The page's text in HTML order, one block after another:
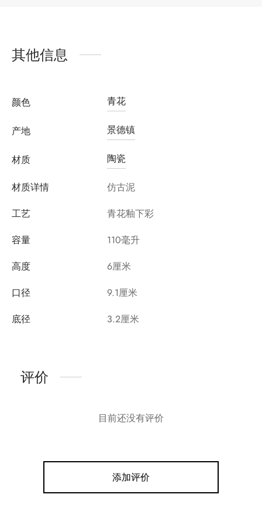
其他信息
颜色 青花
产地 景德镇
材质 陶瓷
材质详情
仿古泥
工艺
青花釉下彩
容量
110毫升
高度
6厘米
口径
9.1厘米
底径
3.2厘米
评价
目前还没有评价
添加评价